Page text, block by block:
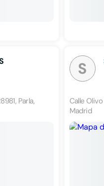
Parla,
S
Calle
Madrid